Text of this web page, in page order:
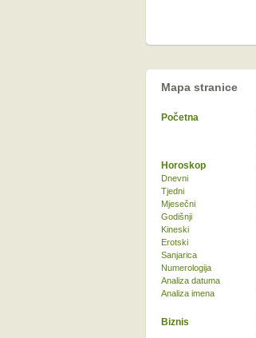
Mapa stranice
Početna
Biznis
Horoskop
Dnevni
Tjedni
Mjesečni
Godišnji
Kineski
Erotski
Sanjarica
Numerologija
Analiza datuma
Analiza imena